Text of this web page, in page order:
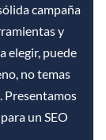
campaña
y
elegir, puede
no temas
Presentamos
un SEO